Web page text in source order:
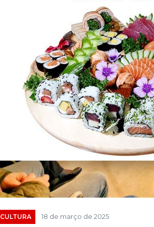
CULTURA 18 de março de 2025